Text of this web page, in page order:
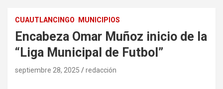
CUAUTLANCINGO MUNICIPIOS
Encabeza Omar Muñoz inicio de la
“Liga Municipal de Futbol”
septiembre 28, 2025 redacción